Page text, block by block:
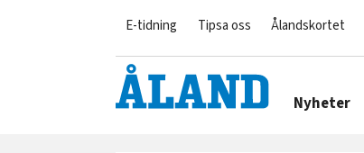
E-tidning Tipsa oss Ålandskortet
Nyheter